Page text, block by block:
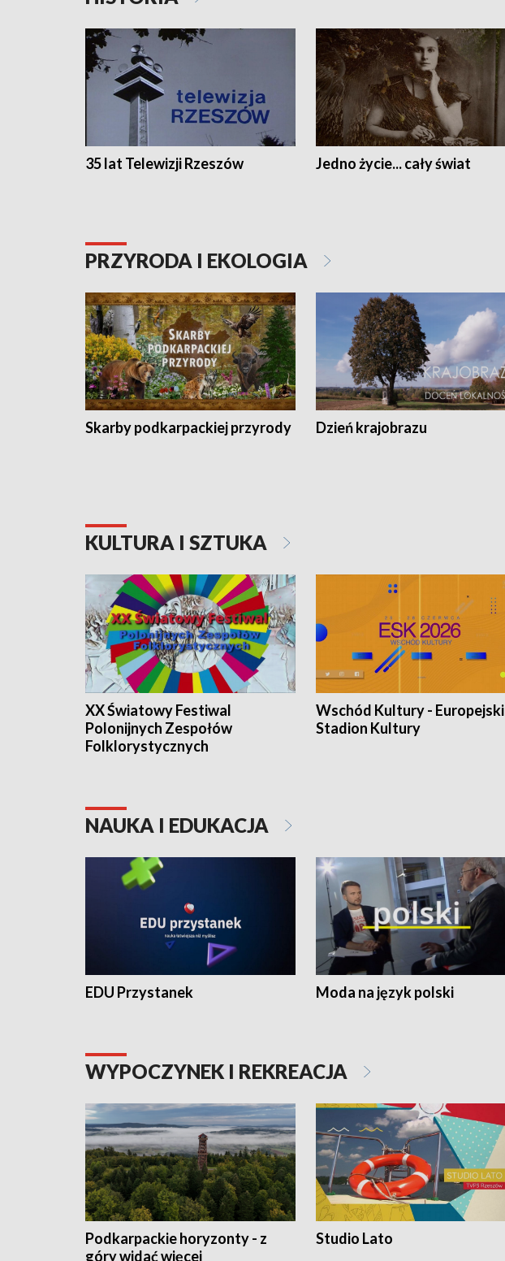
35 lat Telewizji Rzeszów Jedno życie... cały świat
PRZYRODA I EKOLOGIA
Skarby podkarpackiej przyrody Dzień krajobrazu
KULTURA I SZTUKA
XX Światowy Festiwal
Polonijnych Zespołów
Folklorystycznych
Wschód Kultury - Europejski
Stadion Kultury
NAUKA I EDUKACJA
EDU Przystanek Moda na język polski
WYPOCZYNEK I REKREACJA
Podkarpackie horyzonty - z
góry widać więcej
Studio Lato